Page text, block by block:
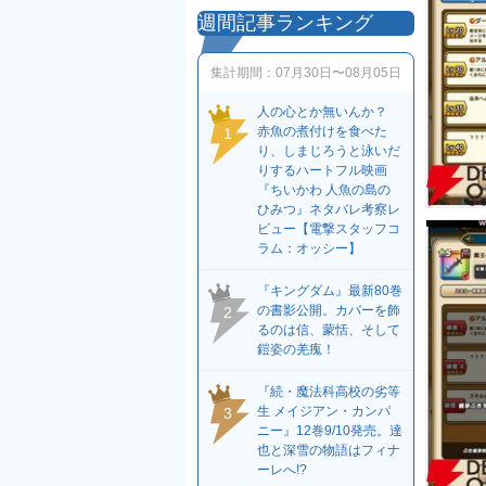
週間記事ランキング
集計期間： 07月30日〜08月05日
1
人の心とか無いんか？
赤魚の煮付けを食べた
り、しまじろうと泳いだ
りするハートフル映画
『ちいかわ 人魚の島の
ひみつ』ネタバレ考察レ
ビュー【電撃スタッフコ
ラム：オッシー】
2
『キングダム』最新80巻
の書影公開。カバーを飾
るのは信、蒙恬、そして
鎧姿の羌瘣！
3
『続・魔法科高校の劣等
生 メイジアン・カンパ
ニー』12巻9/10発売。達
也と深雪の物語はフィナ
ーレへ!?